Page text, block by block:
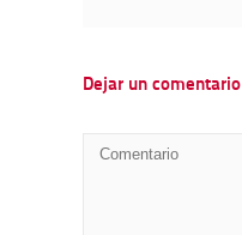
Dejar un comentario